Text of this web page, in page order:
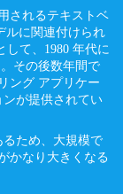
されるテキストベ
ルに関連付けられ
して、1980 年代に
その後数年間で
ング アプリケー
ンが提供されてい
るため、大規模で
かなり大きくなる